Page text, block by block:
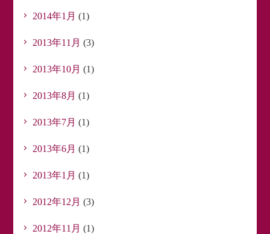
2014年1月 (1)
2013年11月 (3)
2013年10月 (1)
2013年8月 (1)
2013年7月 (1)
2013年6月 (1)
2013年1月 (1)
2012年12月 (3)
2012年11月 (1)